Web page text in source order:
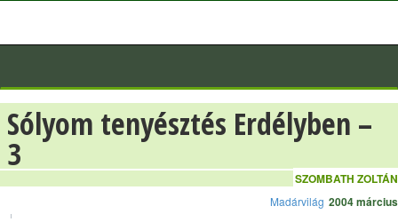
Sólyom tenyésztés Erdélyben –
3
SZOMBATH ZOLTÁN
Madárvilág 2004 március